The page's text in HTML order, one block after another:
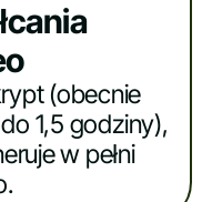
(obecnie
1,5 godziny),
w pełni